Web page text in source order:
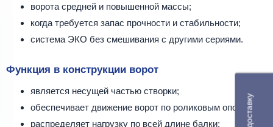
ворота средней и повышенной массы;
когда требуется запас прочности и стабильности;
система ЭКО без смешивания с другими сериями.
Функция в конструкции ворот
является несущей частью створки;
обеспечивает движение ворот по роликовым опорам;
распределяет нагрузку по всей длине балки;